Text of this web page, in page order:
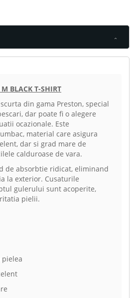
BLACK T-SHIRT
din gama Preston, special
dar poate fi o alegere
ocazionale. Este
material care asigura
dar si grad mare de
calduroase de vara.
de absorbtie ridicat, eliminand
la exterior. Cusaturile
gulerului sunt acoperite,
pielii.